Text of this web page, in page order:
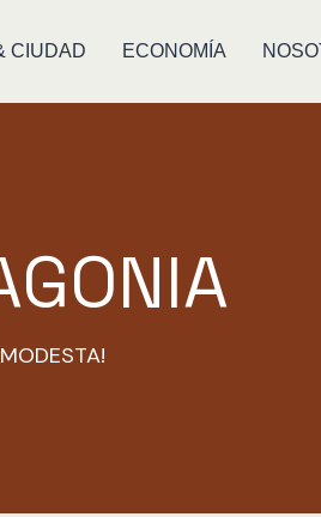
CIUDAD ECONOMÍA